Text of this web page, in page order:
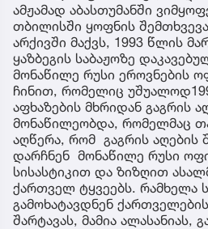
ამჟამად აბასთუმანში
თბილისში ყოფნის
არქივში მაქვს, 1993 წლის
ყაზბეგის საბაჟოზე
მონაწილე რუსი ეროვნების
ჩინით, რომელიც
აფხაზების მხრიდან გაგრის
მონაწილეობდა, რომელმაც
აღწერა, რომ გაგრის აღების
დარჩნენ მონაწილე რუსი
სისასტიკით და ზიზღით
ქართველ ტყვეებს. რამხელა
გამოხატავდნენ
შარტავას, მამია ალასანიას,